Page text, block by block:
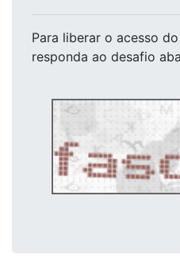
Para liberar o acesso
responda ao desafio